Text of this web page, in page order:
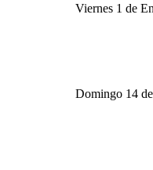
Viernes 1 de
Domingo 14